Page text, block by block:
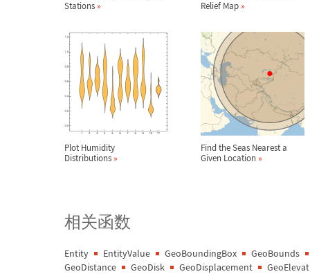
Stations»
Relief Map»
Plot Humidity
Distributions»
Find the Seas Nearest a
Given Location»
相关函数
Entity EntityValue GeoBoundingBox
GeoBounds
GeoDistance
GeoDisk GeoDisplacement